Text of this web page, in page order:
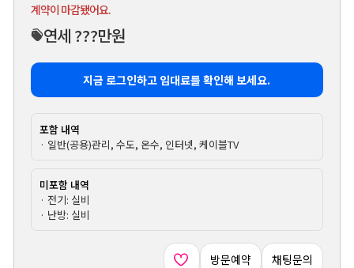
계약이 마감됐어요.
연세 ???만원
지금 로그인하고 임대료를 확인해 보세요.
포함 내역
· 일반(공용)관리, 수도, 온수, 인터넷, 케이블TV
미포함 내역
· 전기: 실비
· 난방: 실비
방문예약 채팅문의